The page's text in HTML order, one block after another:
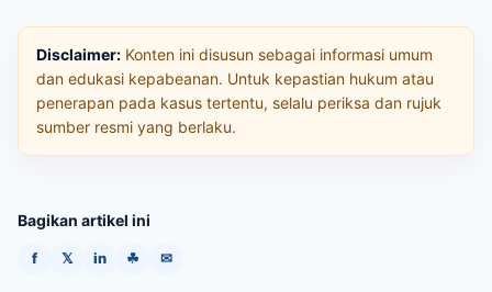
Disclaimer: Konten ini disusun sebagai informasi umum
dan edukasi kepabeanan. Untuk kepastian hukum atau
penerapan pada kasus tertentu, selalu periksa dan rujuk
sumber resmi yang berlaku.
Bagikan artikel ini
f 𝕏 in ☘ ✉